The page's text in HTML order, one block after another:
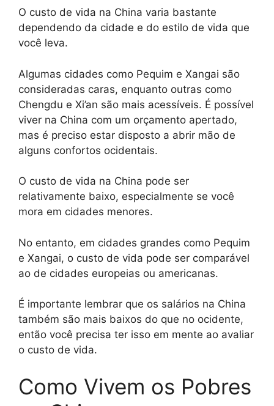
O custo de vida na China varia bastante
dependendo da cidade e do estilo de vida que
você leva.
Algumas cidades como Pequim e Xangai são
consideradas caras, enquanto outras como
Chengdu e Xi’an são mais acessíveis. É possível
viver na China com um orçamento apertado,
mas é preciso estar disposto a abrir mão de
alguns confortos ocidentais.
O custo de vida na China pode ser
relativamente baixo, especialmente se você
mora em cidades menores.
No entanto, em cidades grandes como Pequim
e Xangai, o custo de vida pode ser comparável
ao de cidades europeias ou americanas.
É importante lembrar que os salários na China
também são mais baixos do que no ocidente,
então você precisa ter isso em mente ao avaliar
o custo de vida.
Como Vivem os Pobres